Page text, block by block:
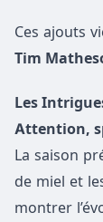
Ces ajouts
Tim
Les
Attention,
La saison
de miel et
montrer